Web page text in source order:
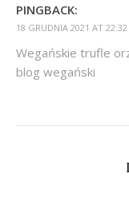
PINGBACK:
18 GRUDNIA 2021 AT 22:32
Wegańskie trufle
blog wegański